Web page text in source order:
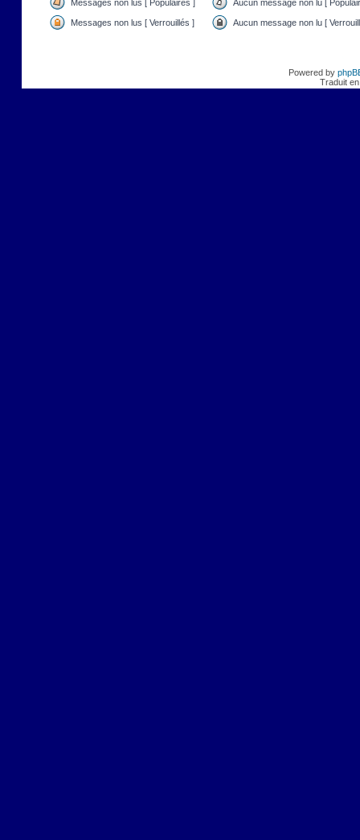
Messages non lus [ Populaires ] Aucun message non lu [
Messages non lus [ Verrouillés ] Aucun message non lu [
Powered by
Traduit